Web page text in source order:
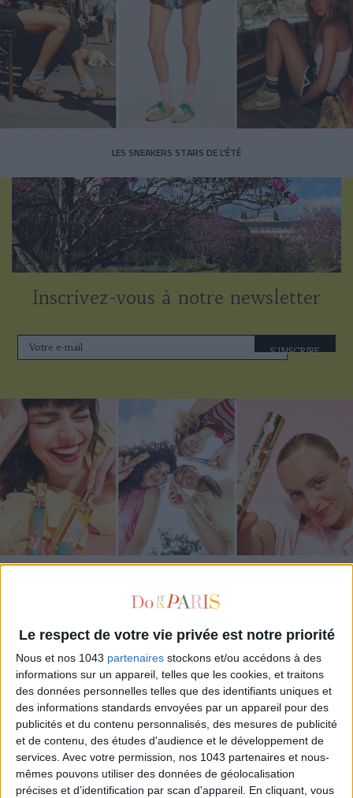
Le respect de votre vie privée est notre priorité
Nous et nos 1043 partenaires stockons et/ou accédons à des
informations sur un appareil, telles que les cookies, et traitons
des données personnelles telles que des identifiants uniques et
des informations standards envoyées par un appareil pour des
publicités et du contenu personnalisés, des mesures de publicité
et de contenu, des études d'audience et le développement de
services. Avec votre permission, nos 1043 partenaires et nous-
mêmes pouvons utiliser des données de géolocalisation
précises et d’identification par scan d'appareil. En cliquant, vous
LES SNEAKERS STARS DE L’ÉTÉ
Inscrivez-vous à notre newsletter
S'INSCRIRE
TOUT CE QUE VOUS DEVEZ FAIRE À PARIS EN AOÛT